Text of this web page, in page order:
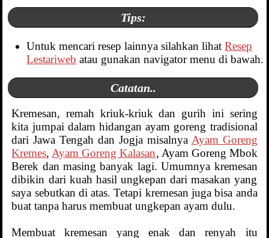
Tips:
Untuk mencari resep lainnya silahkan lihatResep
Lestariweb atau gunakan navigator menu di bawah.
Catatan..
Kremesan, remah kriuk-kriuk dan gurih ini sering
kita jumpai dalam hidangan ayam goreng tradisional
dari Jawa Tengah dan Jogja misalnya Ayam Goreng
Kremes, Ayam Goreng Kalasan, Ayam Goreng Mbok
Berek dan masing banyak lagi. Umumnya kremesan
dibikin dari kuah hasil ungkepan dari masakan yang
saya sebutkan di atas. Tetapi kremesan juga bisa anda
buat tanpa harus membuat ungkepan ayam dulu.
Membuat kremesan yang enak dan renyah itu